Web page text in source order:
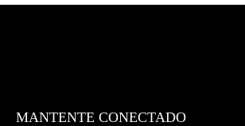
MANTENTE CONECTADO